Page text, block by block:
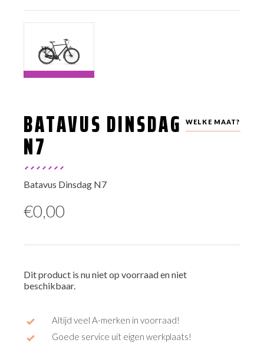
WELKE MAAT?
BATAVUS DINSDAG
N7
Batavus Dinsdag N7
€0,00
Dit product is nu niet op voorraad en niet
beschikbaar.
Altijd veel A-merken in voorraad!
Goede service uit eigen werkplaats!